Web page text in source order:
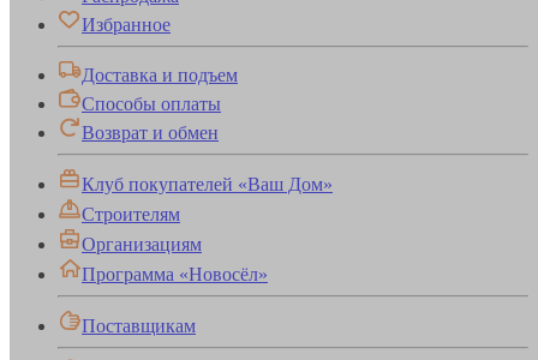
Избранное
Доставка и подъем
Способы оплаты
Возврат и обмен
Клуб покупателей «Ваш Дом»
Строителям
Организациям
Программа «Новосёл»
Поставщикам